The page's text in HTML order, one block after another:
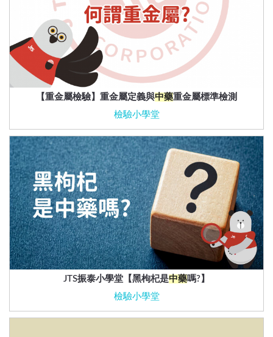
【重金屬檢驗】重金屬定義與中藥重金屬標準檢測
檢驗小學堂
JTS振泰小學堂【黑枸杞是中藥嗎?】
檢驗小學堂